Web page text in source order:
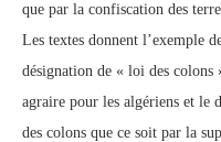
que par la confiscation des
Les textes donnent l’exemple
désignation de « loi des
agraire pour les algériens et le
des colons que ce soit par la